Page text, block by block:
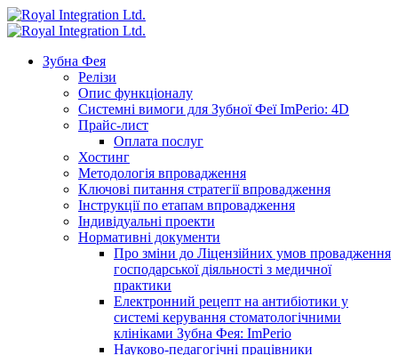
Зубна Фея
Релізи
Опис функціоналу
Системні вимоги для Зубної Феї ImPerio: 4D
Прайс-лист
Оплата послуг
Хостинг
Методологія впровадження
Ключові питання стратегії впровадження
Інструкції по етапам впровадження
Індивідуальні проекти
Нормативні документи
Про зміни до Ліцензійних умов провадження
господарської діяльності з медичної
практики
Електронний рецепт на антибіотики у
системі керування стоматологічними
клініками Зубна Фея: ImPerio
Науково-педагогічні працівники